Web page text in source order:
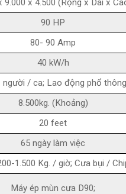
9.000 x 4.500 (Rộng x Dài x
90 HP
80- 90 Amp
40 kW/h
người / ca; Lao động phổ
8.500kg. (Khoảng)
20 feet
65 ngày làm việc
1.500 Kg. / giờ; Cưa bụi /
Máy ép mùn cưa D90;